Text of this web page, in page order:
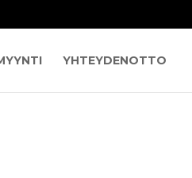
YHTEYDENOTTO